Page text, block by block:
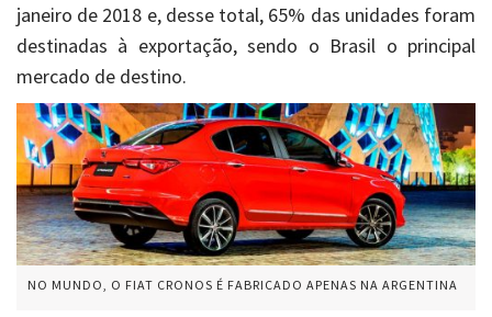
janeiro de 2018 e, desse total, 65% das unidades foram
destinadas à exportação, sendo o Brasil o principal
mercado de destino.
NO MUNDO, O FIAT CRONOS É FABRICADO APENAS NA ARGENTINA